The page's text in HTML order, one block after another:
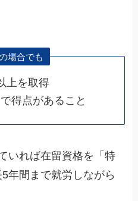
場合でも
上を取得
得点があること
いれば在留資格を「特
年間まで就労しながら